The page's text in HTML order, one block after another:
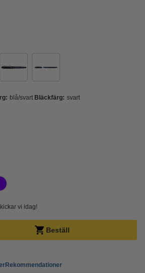
blå/svart Bläckfärg: svart
vi idag!
Beställ
Rekommendationer